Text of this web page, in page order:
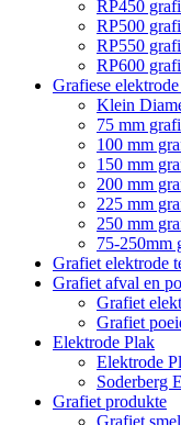
RP450
RP500
RP550
RP600
Grafiese
Klein
75 mm
100 mm
150 mm
200 mm
225 mm
250 mm
75-250mm
Grafiet elektrode
Grafiet afval en
Grafiet
Grafiet
Elektrode Plak
Elektrode
Soderberg
Grafiet produkte
Grafiet